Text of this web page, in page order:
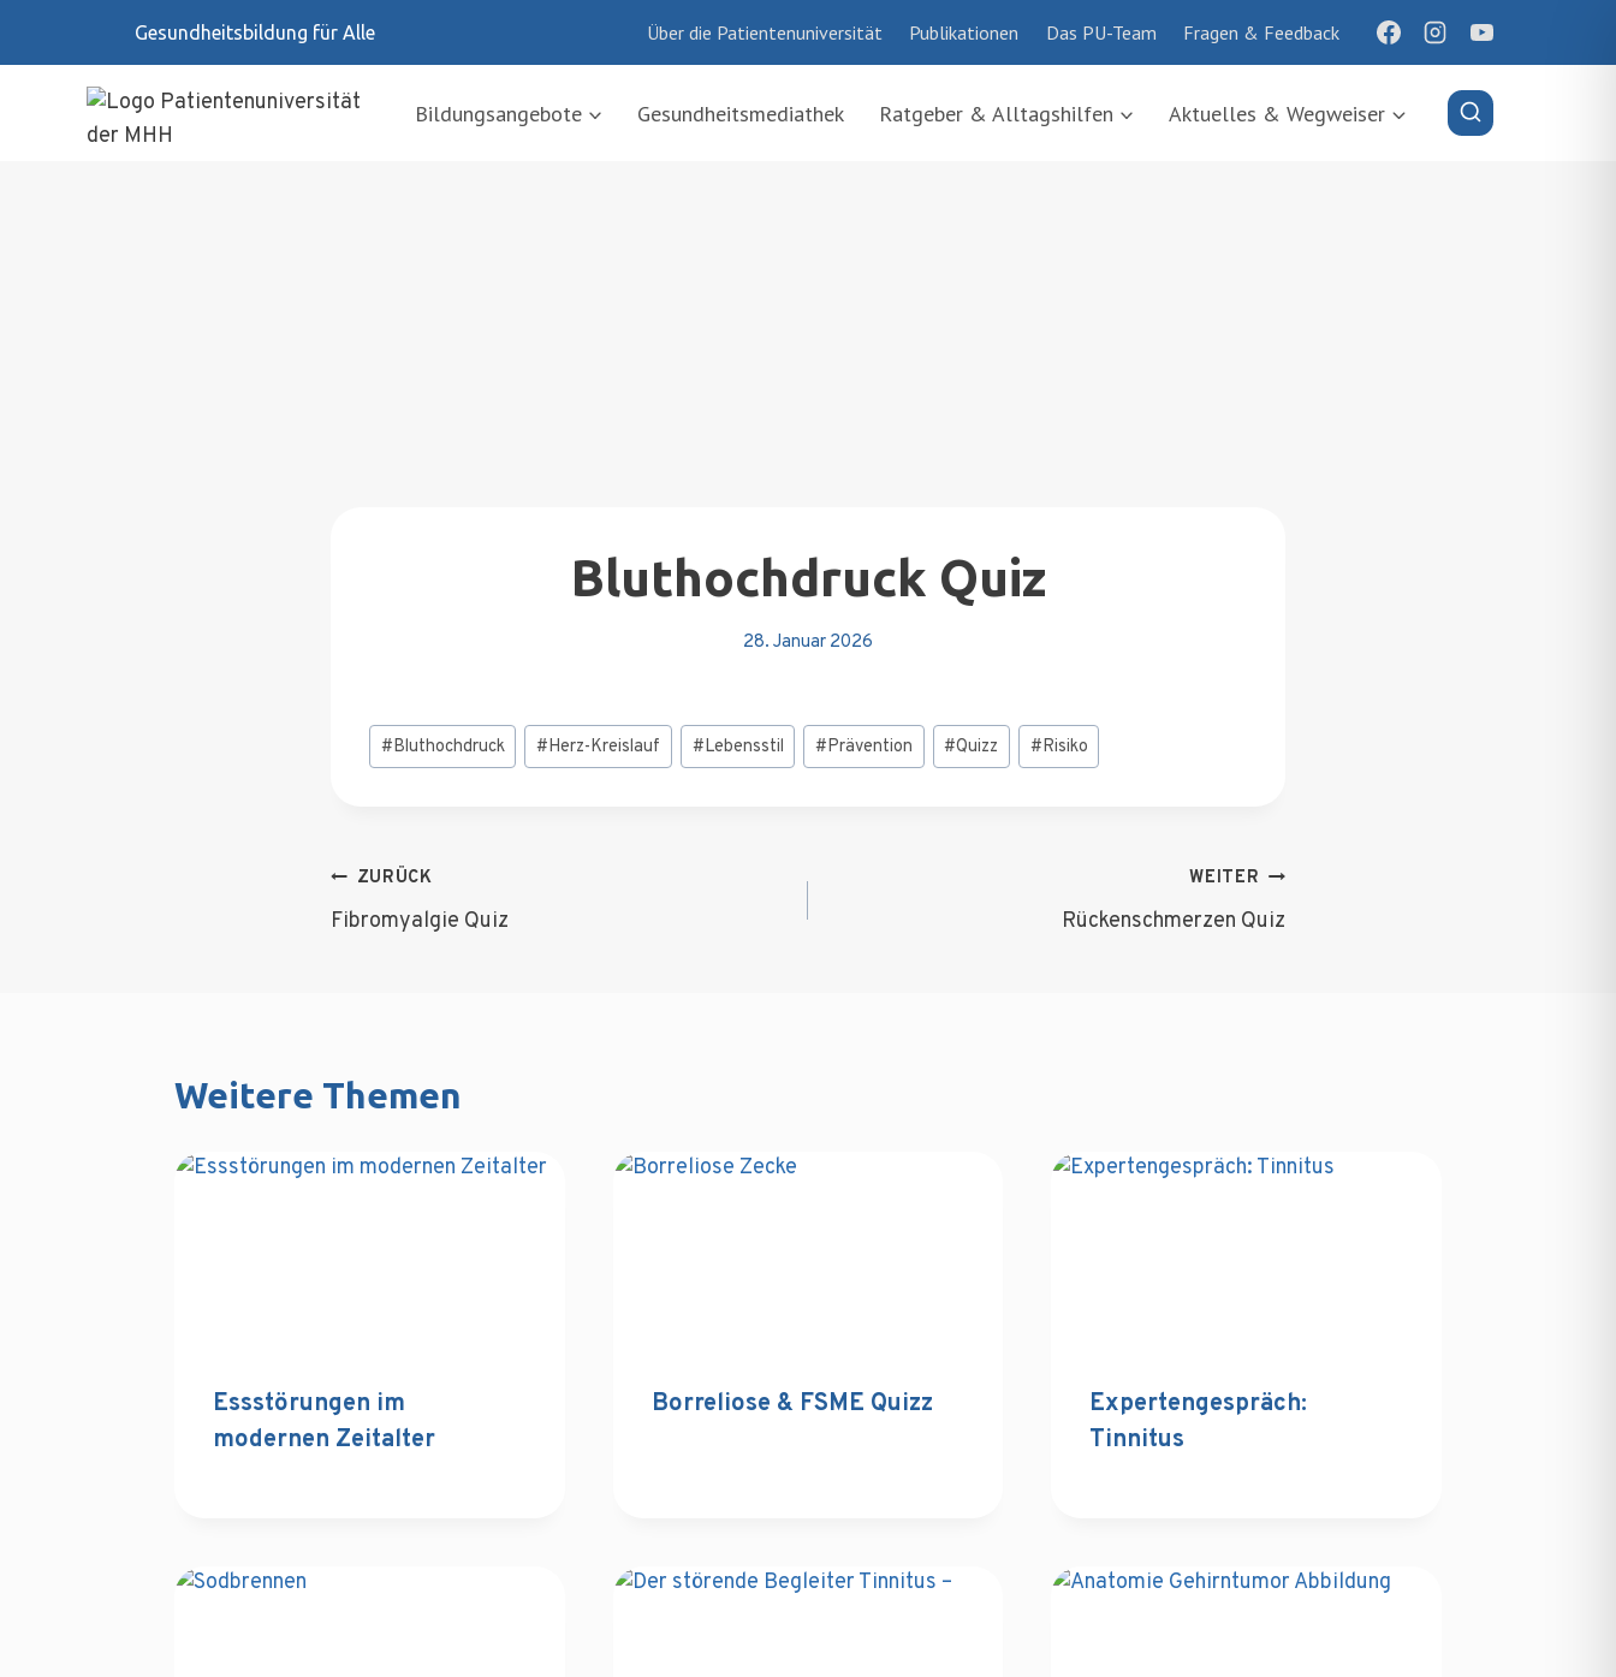
Gesundheitsbildung für Alle Über die Patientenuniversität Publikationen Das PU-Team Fragen & Feedback
Bildungsangebote Gesundheitsmediathek Ratgeber & Alltagshilfen Aktuelles & Wegweiser
Bluthochdruck Quiz
28. Januar 2026
Schlagworte:
#Bluthochdruck #Herz-Kreislauf #Lebensstil #Prävention #Quizz #Risiko
Beitragsnavigation
ZURÜCK
Fibromyalgie Quiz
WEITER
Rückenschmerzen Quiz
Weitere Themen
Essstörungen im
modernen Zeitalter
Borreliose & FSME Quizz
Expertengespräch:
Tinnitus